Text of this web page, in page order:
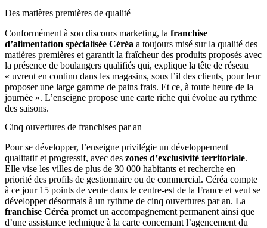
Des matières premières de qualité
Conformément à son discours marketing, la franchise
d’alimentation spécialisée Céréa a toujours misé sur la qualité des
matières premières et garantit la fraîcheur des produits proposés avec
la présence de boulangers qualifiés qui, explique la tête de réseau
« uvrent en continu dans les magasins, sous l’il des clients, pour leur
proposer une large gamme de pains frais. Et ce, à toute heure de la
journée ». L’enseigne propose une carte riche qui évolue au rythme
des saisons.
Cinq ouvertures de franchises par an
Pour se développer, l’enseigne privilégie un développement
qualitatif et progressif, avec des zones d’exclusivité territoriale.
Elle vise les villes de plus de 30 000 habitants et recherche en
priorité des profils de gestionnaire ou de commercial. Céréa compte
à ce jour 15 points de vente dans le centre-est de la France et veut se
développer désormais à un rythme de cinq ouvertures par an. La
franchise Céréa promet un accompagnement permanent ainsi que
d’une assistance technique à la carte concernant l’agencement du